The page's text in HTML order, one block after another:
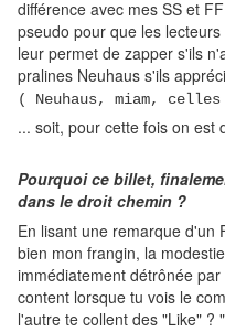
différence avec mes SS et
pseudo pour que les
leur permet de zapper s'ils
pralines Neuhaus s'ils
( Neuhaus, miam,
... soit, pour cette fois on est
Pourquoi ce billet,
dans le droit chemin ?
En lisant une remarque d'un
bien mon frangin, la
immédiatement détrônée
content lorsque tu vois le
l'autre te collent des "Like" ?